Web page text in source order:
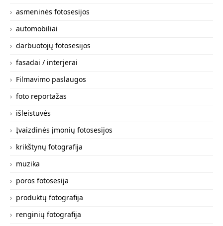
asmeninės fotosesijos
automobiliai
darbuotojų fotosesijos
fasadai / interjerai
Filmavimo paslaugos
foto reportažas
išleistuvės
Įvaizdinės įmonių fotosesijos
krikštynų fotografija
muzika
poros fotosesija
produktų fotografija
renginių fotografija